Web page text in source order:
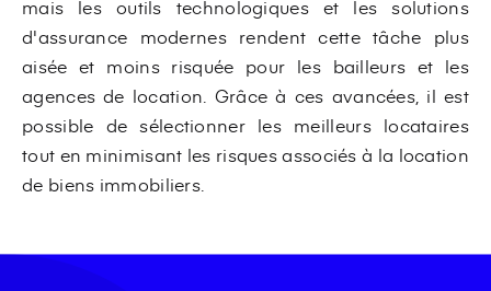
mais les outils technologiques et les solutions
d'assurance modernes rendent cette tâche plus
aisée et moins risquée pour les bailleurs et les
agences de location. Grâce à ces avancées, il est
possible de sélectionner les meilleurs locataires
tout en minimisant les risques associés à la location
de biens immobiliers.